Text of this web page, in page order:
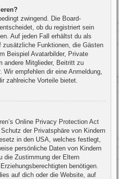
zwingend. Die Board-
ob du registriert sein
Auf jeden Fall erhältst du als
Funktionen, die Gästen
Beispiel Avatarbilder, Private
andere Mitglieder, Beitritt zu
Wir empfehlen dir eine Anmeldung,
zahlreiche Vorteile bietet.
Online Privacy Protection Act
der Privatsphäre von Kindern
in den USA, welches festlegt,
persönliche Daten von Kindern
die Zustimmung der Eltern
benötigen.
auf dich oder die Website, auf